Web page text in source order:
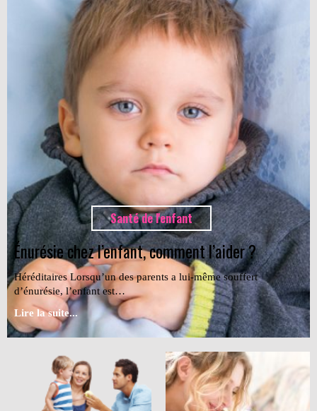
Santé de l'enfant
Énurésie chez l’enfant, comment l’aider ?
Héréditaires Lorsqu’un des parents a lui-même souffert
d’énurésie, l’enfant est…
Lire la suite...